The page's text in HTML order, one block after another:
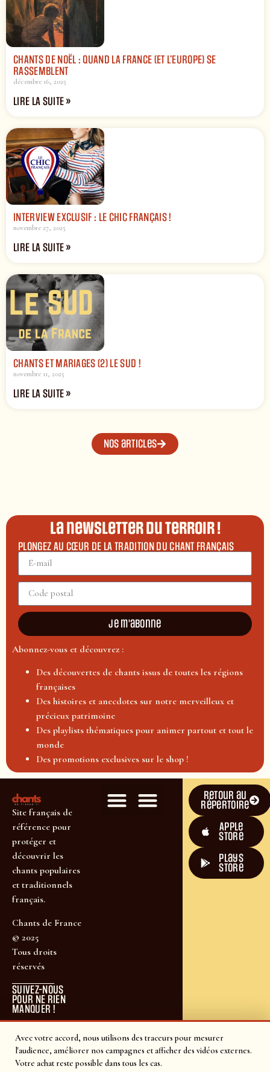
Avec votre accord, nous utilisons des traceurs pour mesurer
l'audience, améliorer nos campagnes et afficher des vidéos externes.
Votre achat reste possible dans tous les cas.
CHANTS DE NOËL : QUAND LA FRANCE (ET L’EUROPE) SE
RASSEMBLENT
décembre 16, 2025
LIRE LA SUITE »
INTERVIEW EXCLUSIF : LE CHIC FRANÇAIS !
novembre 27, 2025
LIRE LA SUITE »
CHANTS ET MARIAGES (2) LE SUD !
novembre 11, 2025
LIRE LA SUITE »
Nos articles
La newsletter du terroir !
PLONGEZ AU CŒUR DE LA TRADITION DU CHANT FRANÇAIS
Je m'abonne
Abonnez-vous et découvrez :
Des découvertes de chants issus de toutes les régions
françaises
Des histoires et anecdotes sur notre merveilleux et
précieux patrimoine
Des playlists thématiques pour animer partout et tout le
monde
Des promotions exclusives sur le shop !
Site français de
référence pour
protéger et
découvrir les
chants populaires
et traditionnels
français.
Chants de France
© 2025
Tous droits
réservés
SUIVEZ-NOUS
POUR NE RIEN
MANQUER !
Retour au
répertoire
Apple
Store
plays
store